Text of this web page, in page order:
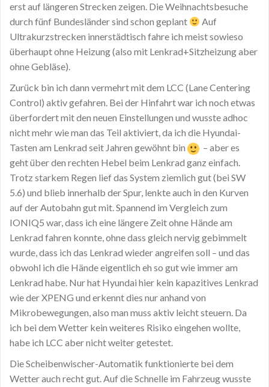
erst auf längeren Strecken zeigen. Die Weihnachtsbesuche
durch fünf Bundesländer sind schon geplant
Auf
Ultrakurzstrecken innerstädtisch fahre ich meist sowieso
überhaupt ohne Heizung (also mit Lenkrad+Sitzheizung aber
ohne Gebläse).
Zurück bin ich dann vermehrt mit dem LCC (Lane Centering
Control) aktiv gefahren. Bei der Hinfahrt war ich noch etwas
überfordert mit den neuen Einstellungen und wusste adhoc
nicht mehr wie man das Teil aktiviert, da ich die Hyundai-
Tasten am Lenkrad seit Jahren gewöhnt bin
– aber es
geht über den rechten Hebel beim Lenkrad ganz einfach.
Trotz starkem Regen lief das System ziemlich gut (bei SW
5.6) und blieb innerhalb der Spur, lenkte auch in den Kurven
auf der Autobahn gut mit. Spannend im Vergleich zum
IONIQ5 war, dass ich eine längere Zeit ohne Hände am
Lenkrad fahren konnte, ohne dass gleich nervig gebimmelt
wurde, dass ich das Lenkrad wieder angreifen soll – und das
obwohl ich die Hände eigentlich eh so gut wie immer am
Lenkrad habe. Nur hat Hyundai hier kein kapazitives Lenkrad
wie der XPENG und erkennt dies nur anhand von
Mikrobewegungen, also man muss aktiv leicht steuern. Da
ich bei dem Wetter kein weiteres Risiko eingehen wollte,
habe ich LCC aber nicht weiter getestet.
Die Scheibenwischer-Automatik funktionierte bei dem
Wetter auch recht gut. Auf die Schnelle im Fahrzeug wusste